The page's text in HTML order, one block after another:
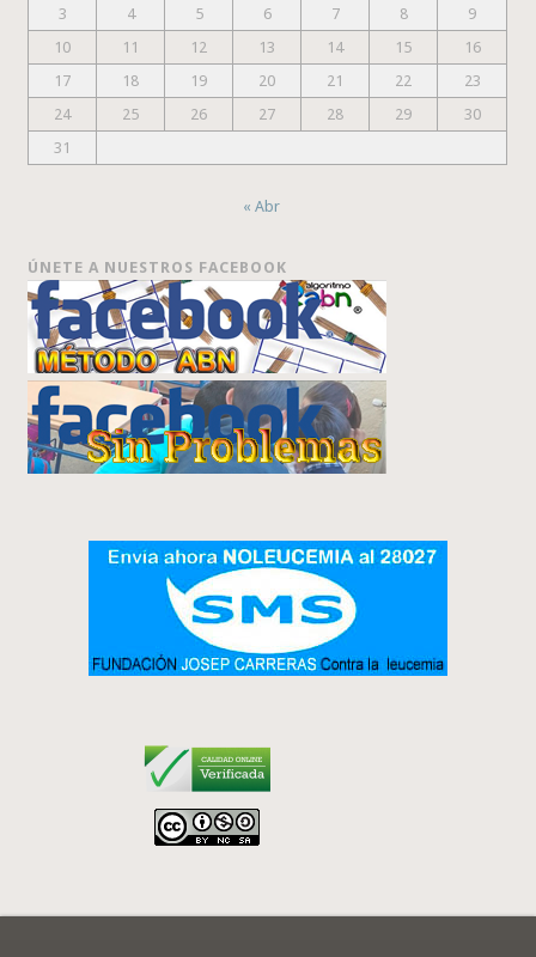
3
4 5 6 7 8
9
10
11 12 13 14 15
16
17
18 19 20 21 22
23
24
25 26 27 28 29
30
31
« Abr
ÚNETE A NUESTROS FACEBOOK